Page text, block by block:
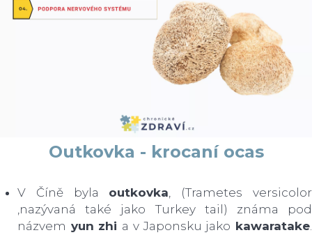
Outkovka - krocaní ocas
V Číně byla outkovka, (Trametes versicolor
,nazývaná také jako Turkey tail) známa pod
názvem yun zhi a v Japonsku jako kawaratake.